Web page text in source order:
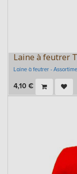
Laine à feutrer
Laine à feutrer -
4,10 €